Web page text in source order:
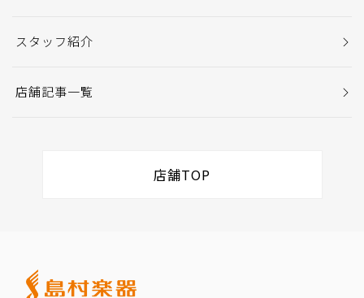
スタッフ紹介
店舗記事一覧
店舗TOP